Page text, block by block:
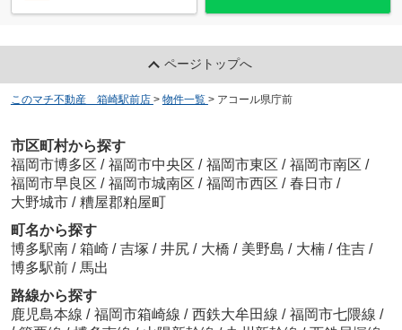
ページトップへ
このマチ不動産 箱崎駅前店 > 物件一覧 > アコール県庁前
市区町村から探す
福岡市博多区 / 福岡市中央区 / 福岡市東区 / 福岡市南区 /
福岡市早良区 / 福岡市城南区 / 福岡市西区 / 春日市 /
大野城市 / 糟屋郡粕屋町
町名から探す
博多駅南 / 箱崎 / 吉塚 / 井尻 / 大橋 / 美野島 / 大楠 / 住吉 /
博多駅前 / 馬出
路線から探す
鹿児島本線 / 福岡市箱崎線 / 西鉄大牟田線 / 福岡市七隈線 /